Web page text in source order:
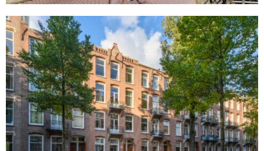
Johannes Verhulststraat 200
Amsterdam